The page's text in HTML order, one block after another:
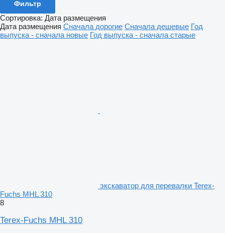
Фильтр
Сортировка: Дата размещения
Дата размещения Сначала дорогие Сначала дешевые Год
выпуска - сначала новые Год выпуска - сначала старые
экскаватор для перевалки Terex-
Fuchs MHL 310
8
Terex-Fuchs MHL 310